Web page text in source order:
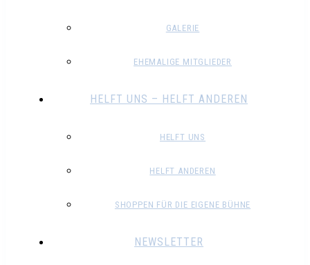
GALERIE
EHEMALIGE MITGLIEDER
HELFT UNS – HELFT ANDEREN
HELFT UNS
HELFT ANDEREN
SHOPPEN FÜR DIE EIGENE BÜHNE
NEWSLETTER